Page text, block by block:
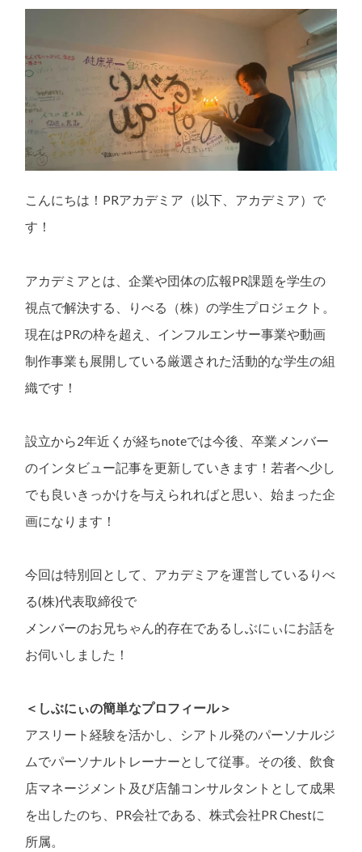
こんにちは！PRアカデミア（以下、アカデミア）で
す！
アカデミアとは、企業や団体の広報PR課題を学生の
視点で解決する、りべる（株）の学生プロジェクト。
現在はPRの枠を超え、インフルエンサー事業や動画
制作事業も展開している厳選された活動的な学生の組
織です！
設立から2年近くが経ちnoteでは今後、卒業メンバー
のインタビュー記事を更新していきます！若者へ少し
でも良いきっかけを与えられればと思い、始まった企
画になります！
今回は特別回として、アカデミアを運営しているりべ
る(株)代表取締役で
メンバーのお兄ちゃん的存在であるしぶにぃにお話を
お伺いしました！
＜しぶにぃの簡単なプロフィール＞
アスリート経験を活かし、シアトル発のパーソナルジ
ムでパーソナルトレーナーとして従事。その後、飲食
店マネージメント及び店舗コンサルタントとして成果
を出したのち、PR会社である、株式会社PR Chestに
所属。